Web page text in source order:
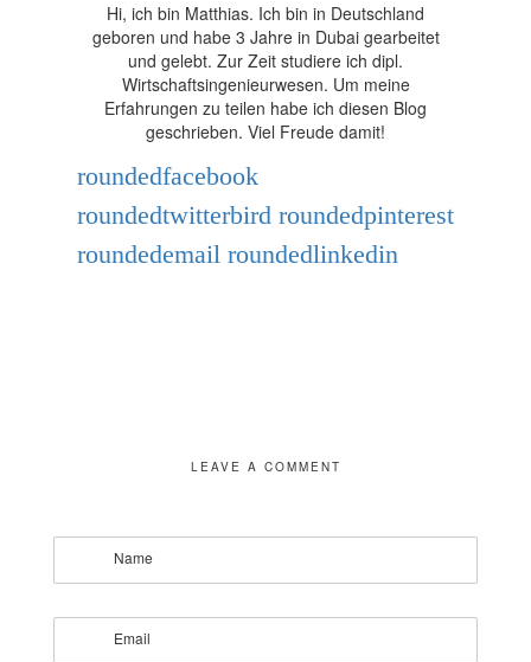
Hi, ich bin Matthias. Ich bin in Deutschland
geboren und habe 3 Jahre in Dubai gearbeitet
und gelebt. Zur Zeit studiere ich dipl.
Wirtschaftsingenieurwesen. Um meine
Erfahrungen zu teilen habe ich diesen Blog
geschrieben. Viel Freude damit!
roundedfacebook
roundedtwitterbird roundedpinterest
roundedemail roundedlinkedin
LEAVE A COMMENT
Name
Email